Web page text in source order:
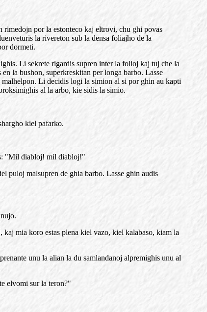
por la estonteco kaj eltrovi, chu ghi povas
la rivereton sub la densa foliajho de la
dormeti.
Li sekrete rigardis supren inter la folioj kaj tuj che la
la bushon, superkreskitan per longa barbo. Lasse
Li decidis logi la simion al si por ghin au kapti
al la arbo, kie sidis la simio.
kiel pafarko.
"Mil diabloj! mil diabloj!"
puloj malsupren de ghia barbo. Lasse ghin audis
mia koro estas plena kiel vazo, kiel kalabaso, kiam la
unu la alian la du samlandanoj alpremighis unu al
elvomi sur la teron?"